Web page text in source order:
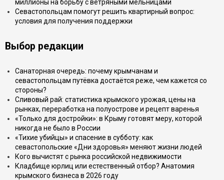
миллионы на борьбу с ветряными мельницами
Севастопольцам помогут решить квартирный вопрос:
условия для получения поддержки
Выбор редакции
Санаторная очередь: почему крымчанам и
севастопольцам путёвка достаётся реже, чем кажется со
стороны?
Сливовый рай: статистика крымского урожая, цены на
рынках, переработка на полуострове и рецепт варенья
«Только для достройки»: в Крыму готовят меру, которой
никогда не было в России
«Тихие убийцы» и спасение в субботу: как
севастопольские «Дни здоровья» меняют жизни людей
Кого вычистят с рынка российской недвижимости
Кладбище юрлиц или естественный отбор? Анатомия
крымского бизнеса в 2026 году